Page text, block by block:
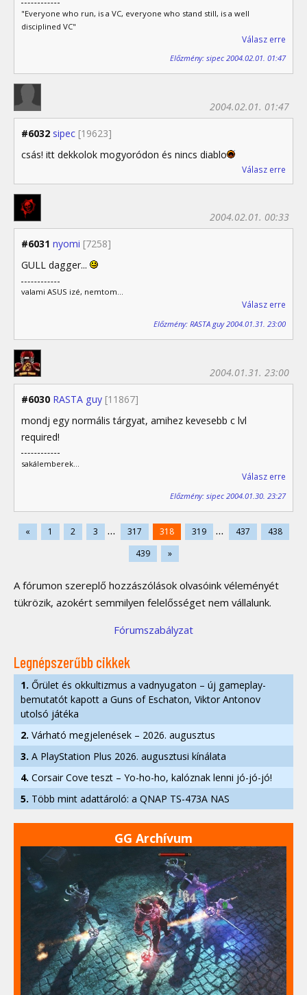
"Everyone who run, is a VC, everyone who stand still, is a well
disciplined VC"
Válasz erre
Előzmény: sipec 2004.02.01. 01:47
#6032 sipec [19623]
2004.02.01. 01:47
csás! itt dekkolok mogyoródon és nincs diablo
Válasz erre
#6031 nyomi [7258]
2004.02.01. 00:33
GULL dagger...
valami ASUS izé, nemtom...
Válasz erre
Előzmény: RASTA guy 2004.01.31. 23:00
#6030 RASTA guy [11867]
2004.01.31. 23:00
mondj egy normális tárgyat, amihez kevesebb c lvl
required!
sakálemberek...
Válasz erre
Előzmény: sipec 2004.01.30. 23:27
« 1 2 3 ... 317 318 319 ... 437
438
439
»
A fórumon szereplő hozzászólások olvasóink véleményét
tükrözik, azokért semmilyen felelősséget nem vállalunk.
Fórumszabályzat
Legnépszerűbb cikkek
1. Őrület és okkultizmus a vadnyugaton – új gameplay-
bemutatót kapott a Guns of Eschaton, Viktor Antonov
utolsó játéka
2. Várható megjelenések – 2026. augusztus
3. A PlayStation Plus 2026. augusztusi kínálata
4. Corsair Cove teszt – Yo-ho-ho, kalóznak lenni jó-jó-jó!
5. Több mint adattároló: a QNAP TS-473A NAS
GG Archívum